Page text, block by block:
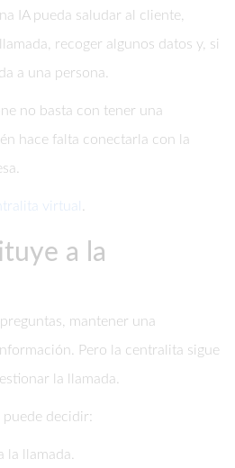
IA pueda saludar al cliente,
recoger algunos datos y, si
a una persona.
no basta con tener una
hace falta conectarla con la
virtual
a la
mantener una
Pero la centralita sigue
la llamada.
puede decidir:
la llamada.